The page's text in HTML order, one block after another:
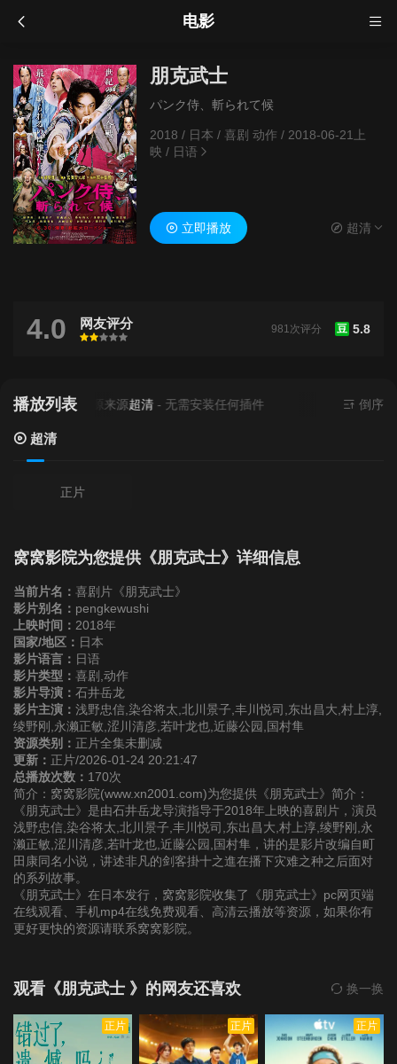
电影
朋克武士
パンク侍、斬られて候
2018 / 日本 / 喜剧 动作/ 2018-06-21上
映 / 日语
立即播放 超清
4.0 网友评分
很差
较差还行推荐力荐
豆 5.8
981次评分
播放列表
当前资源来源超清- 无需安装任何插件 倒序
超清
正片
窝窝影院为您提供《朋克武士》详细信息
当前片名： 喜剧片《朋克武士》
影片别名： pengkewushi
上映时间： 2018年
国家/地区： 日本
影片语言： 日语
影片类型： 喜剧,动作
影片导演： 石井岳龙
影片主演： 浅野忠信,染谷将太,北川景子,丰川悦司,东出昌大,村上淳,
绫野刚,永濑正敏,涩川清彦,若叶龙也,近藤公园,国村隼
资源类别： 正片全集未删减
更新： 正片/2026-01-24 20:21:47
总播放次数： 170次
简介：窝窝影院(www.xn2001.com)为您提供《朋克武士》简介：
《朋克武士》是由石井岳龙导演指导于2018年上映的喜剧片，演员
浅野忠信,染谷将太,北川景子,丰川悦司,东出昌大,村上淳,绫野刚,永
濑正敏,涩川清彦,若叶龙也,近藤公园,国村隼，讲的是影片改编自町
田康同名小说，讲述非凡的剑客掛十之進在播下灾难之种之后面对
的系列故事。
《朋克武士》在日本发行，窝窝影院收集了《朋克武士》pc网页端
在线观看、手机mp4在线免费观看、高清云播放等资源，如果你有
更好更快的资源请联系窝窝影院。
观看《朋克武士 》的网友还喜欢 换一换
正片 正片 正片